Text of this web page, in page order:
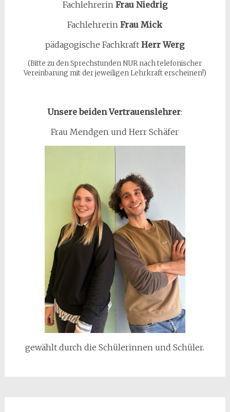
Fachlehrerin Frau Niedrig
FachlehrerinFrau Mick
pädagogische FachkraftHerr Werg
(Bitte zu den Sprechstunden NUR nach telefonischer
Vereinbarung mit der jeweiligen Lehrkraft erscheinen!)
Unsere beiden Vertrauenslehrer:
Frau Mendgen und Herr Schäfer
gewählt durch die Schülerinnen und Schüler.